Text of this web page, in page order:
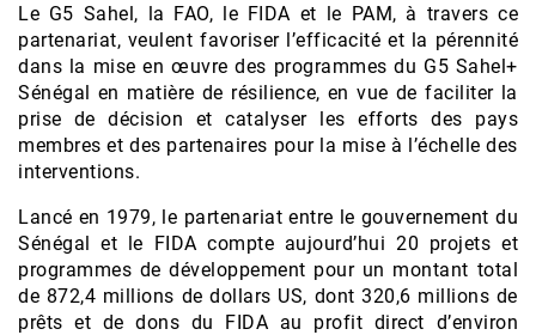
Le G5 Sahel, la FAO, le FIDA et le PAM, à travers ce
partenariat, veulent favoriser l’efficacité et la pérennité
dans la mise en œuvre des programmes du G5 Sahel+
Sénégal en matière de résilience, en vue de faciliter la
prise de décision et catalyser les efforts des pays
membres et des partenaires pour la mise à l’échelle des
interventions.
Lancé en 1979, le partenariat entre le gouvernement du
Sénégal et le FIDA compte aujourd’hui 20 projets et
programmes de développement pour un montant total
de 872,4 millions de dollars US, dont 320,6 millions de
prêts et de dons du FIDA au profit direct d’environ